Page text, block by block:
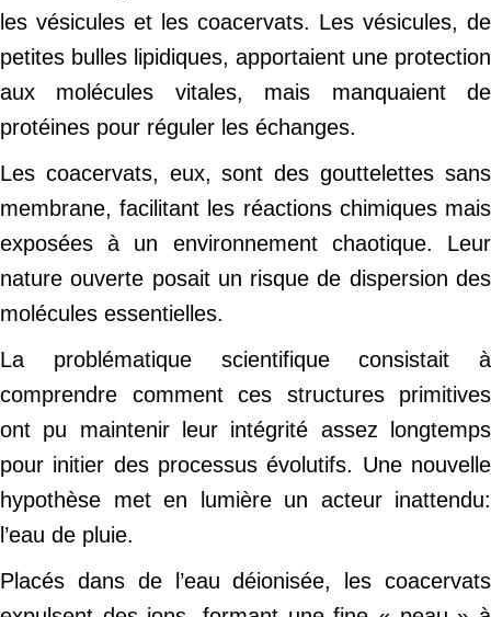
les vésicules et les coacervats. Les vésicules, de
petites bulles lipidiques, apportaient une protection
aux molécules vitales, mais manquaient de
protéines pour réguler les échanges.
Les coacervats, eux, sont des gouttelettes sans
membrane, facilitant les réactions chimiques mais
exposées à un environnement chaotique. Leur
nature ouverte posait un risque de dispersion des
molécules essentielles.
La problématique scientifique consistait à
comprendre comment ces structures primitives
ont pu maintenir leur intégrité assez longtemps
pour initier des processus évolutifs. Une nouvelle
hypothèse met en lumière un acteur inattendu:
l’eau de pluie.
Placés dans de l’eau déionisée, les coacervats